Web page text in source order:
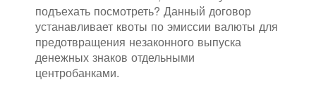
подъехать посмотреть? Данный договор
устанавливает квоты по эмиссии валюты для
предотвращения незаконного выпуска
денежных знаков отдельными
центробанками.